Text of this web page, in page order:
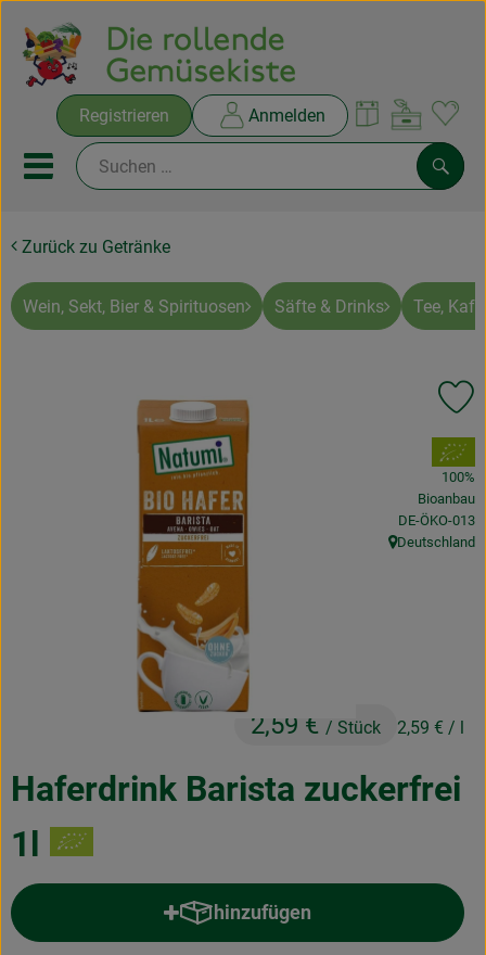
Registrieren Anmelden
Mobiles Menu öffnen oder
Ökokisten
Rezepte
NEUES & ANGEBOTE
Obst & Gemüse
Drogerie & Diverses
Lieferservice
Über uns
Geschäftskunden
Zurück zu Getränke
Wein, Sekt, Bier & Spirituosen Säfte & Drinks Tee,
Haferdrink Barista zuckerfrei
1l
2,59 € / Stück 2,59 € / l
, Verband:
100%
Bioanbau
, Kontrollstelle:
DE-ÖKO-013
, Herkunft:
Deutschland
hinzufügen
Produkt zum Warenkorb